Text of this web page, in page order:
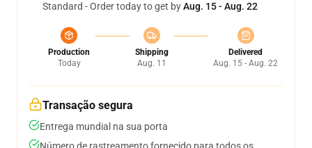
Standard - Order today to get byAug. 15 - Aug. 22
Production
Today
Shipping
Aug. 11
Delivered
Aug. 15 - Aug. 22
Transação segura
Entrega mundial na sua porta